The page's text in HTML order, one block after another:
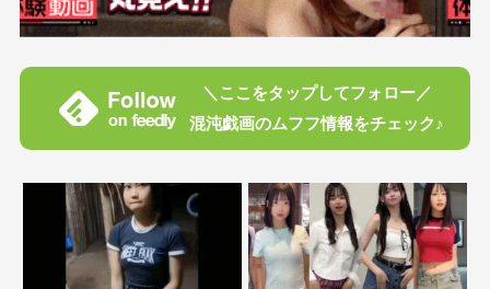
＼ここをタップしてフォロー／
混沌戯画のムフフ情報をチェック♪